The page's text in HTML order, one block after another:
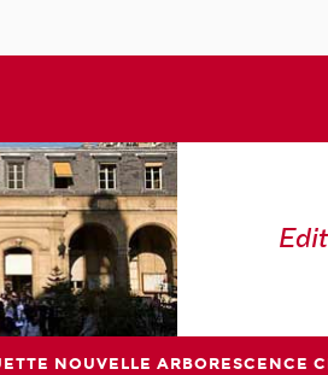
NOUVELLE ARBORESCENCE